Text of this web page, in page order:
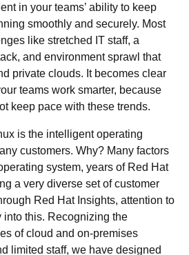
in your teams’ ability to keep
smoothly and securely. Most
like stretched IT staff, a
and environment sprawl that
private clouds. It becomes clear
teams work smarter, because
keep pace with these trends.
is the intelligent operating
customers. Why? Many factors
system, years of Red Hat
a very diverse set of customer
Red Hat Insights, attention to
into this. Recognizing the
of cloud and on-premises
limited staff, we have designed